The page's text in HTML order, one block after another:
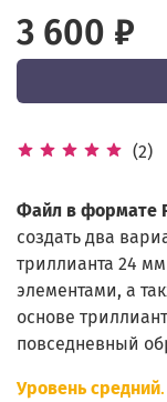
(2)
3 600 ₽
Файл в формате
создать два
триллианта 24
элементами, а
основе
повседневный
Уровень средний.